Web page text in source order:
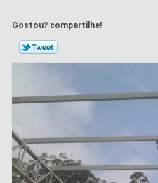
Gostou? compartilhe!